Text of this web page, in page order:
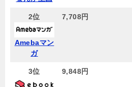
2位
Amebaマン
ガ
7,708円
3位 9,848円